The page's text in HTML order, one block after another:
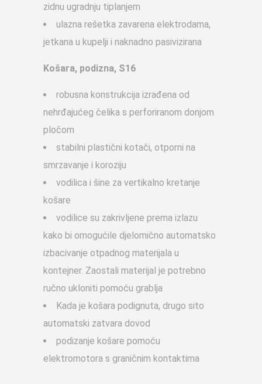
zidnu ugradnju tiplanjem
ulazna rešetka zavarena elektrodama,
jetkana u kupelji i naknadno pasivizirana
Košara, podizna, S1 6
robusna konstrukcija izrađena od
nehrđajućeg čelika s perforiranom donjom
pločom
stabilni plastični kotači, otporni na
smrzavanje i koroziju
vodilica i šine za vertikalno kretanje
košare
vodilice su zakrivljene prema izlazu
kako bi omogućile djelomično automatsko
izbacivanje otpadnog materijala u
kontejner. Zaostali materijal je potrebno
ručno ukloniti pomoću grablja
Kada je košara podignuta, drugo sito
automatski zatvara dovod
podizanje košare pomoću
elektromotora s graničnim kontaktima